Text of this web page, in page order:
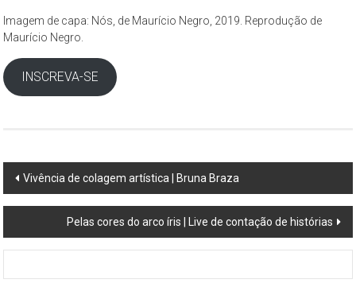
de
São
Paulo,
compreendendo
cidade
contemporânea
a
da
cultural
Imagem de capa: Nós, de Maurício Negro, 2019. Reprodução de
Maurício Negro.
INSCREVA-SE
Post
navigation
Vivência de colagem artística | Bruna Braza
Pelas cores do arco íris | Live de contação de histórias